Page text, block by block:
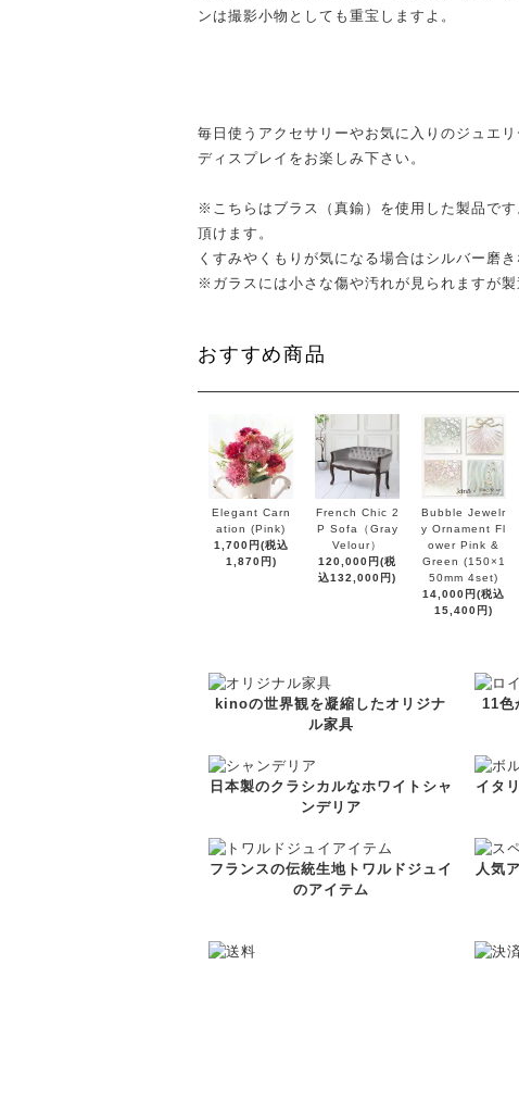
ンは撮影小物としても重宝しますよ。
毎日使うアクセサリーやお気に入りのジュエ
ディスプレイをお楽しみ下さい。
※こちらはブラス（真鍮）を使用した製品で
頂けます。
くすみやくもりが気になる場合はシルバー磨
※ガラスには小さな傷や汚れが見られますが
おすすめ商品
Elegant Carn
ation (Pink)
1,700円(税込
1,870円)
French Chic 2
P Sofa（Gray
Velour）
120,000円(税
込132,000円)
Bubble Jewelr
y Ornament Fl
ower Pink &
Green (150×1
50mm 4set)
14,000円(税込
15,400円)
kinoの世界観を凝縮したオリジナ
ル家具
11色
日本製のクラシカルなホワイトシャ
ンデリア
イタ
フランスの伝統生地トワルドジュイ
のアイテム
人気